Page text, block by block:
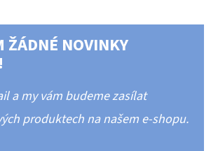
ŽÁDNÉ NOVINKY
a my vám budeme zasílat
produktech na našem e-shopu.